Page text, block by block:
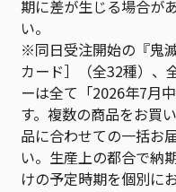
期に差が生じる場合が
い。
※同日受注開始の『鬼
カード］（全32種）、
ーは全て「2026年7月
す。複数の商品をお買
品に合わせての一括お
い。生産上の都合で納
けの予定時期を個別に